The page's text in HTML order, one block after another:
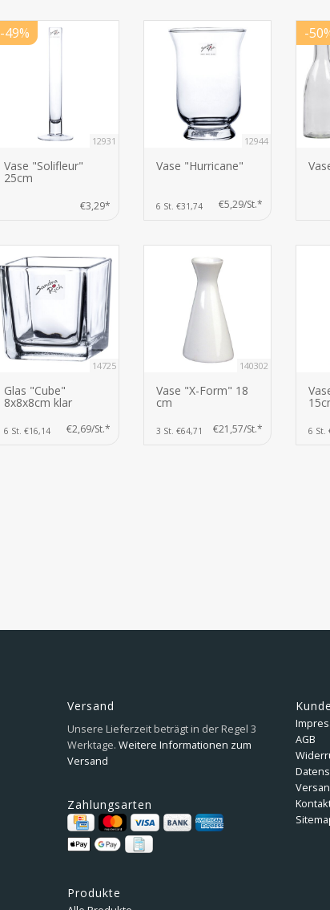
12931
Vase "Solifleur"
25cm
€3,29*
-49%
12944
Vase "Hurricane"
6 St. €31,74 €5,29/St.*
-
14725
Glas "Cube"
8x8x8cm klar
6 St. €16,14 €2,69/St.*
140302
Vase "X-Form" 18
cm
3 St. €64,71 €21,57/St.* 6 St.
Versand
Unsere Lieferzeit beträgt in der Regel 3
Werktage. Weitere Informationen zum
Versand
Zahlungsarten
Produkte
AGB